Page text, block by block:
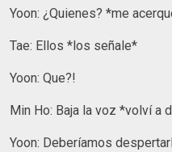
Yoon: ¿Quienes? *me
Tae: Ellos *los señale*
Yoon: Que?!
Min Ho: Baja la voz *volví a
Yoon: Deberíamos